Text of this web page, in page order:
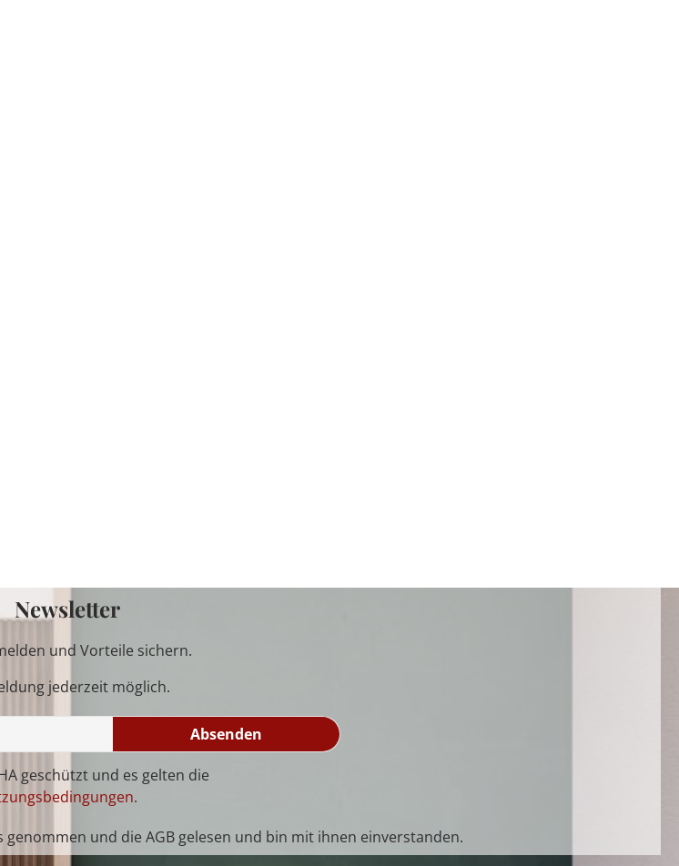
Newsletter
und Vorteile sichern.
jederzeit möglich.
Absenden
geschützt und es gelten die
.
genommen und die AGB gelesen und bin mit ihnen einverstanden.